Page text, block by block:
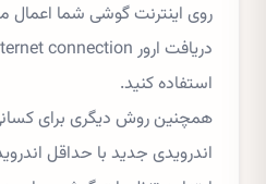
روی اینترنت گوشی شما اعمال
استفاده کنید.
همچنین روش دیگری برای
اندرویدی جدید با حداقل اندروید 9 نیز وجود